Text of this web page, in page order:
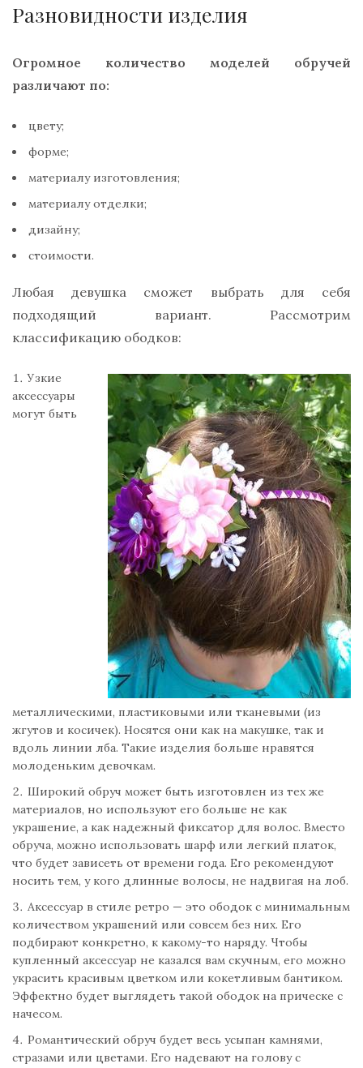
Разновидности изделия
Огромное количество моделей обручей
различают по:
цвету;
форме;
материалу изготовления;
материалу отделки;
дизайну;
стоимости.
Любая девушка сможет выбрать для себя
подходящий вариант. Рассмотрим
классификацию ободков:
Узкие
аксессуары
могут быть
металлическими, пластиковыми или тканевыми (из
жгутов и косичек). Носятся они как на макушке, так и
вдоль линии лба. Такие изделия больше нравятся
молоденьким девочкам.
Широкий обруч может быть изготовлен из тех же
материалов, но используют его больше не как
украшение, а как надежный фиксатор для волос. Вместо
обруча, можно использовать шарф или легкий платок,
что будет зависеть от времени года. Его рекомендуют
носить тем, у кого длинные волосы, не надвигая на лоб.
Аксессуар в стиле ретро — это ободок с минимальным
количеством украшений или совсем без них. Его
подбирают конкретно, к какому-то наряду. Чтобы
купленный аксессуар не казался вам скучным, его можно
украсить красивым цветком или кокетливым бантиком.
Эффектно будет выглядеть такой ободок на прическе с
начесом.
Романтический обруч будет весь усыпан камнями,
стразами или цветами. Его надевают на голову с